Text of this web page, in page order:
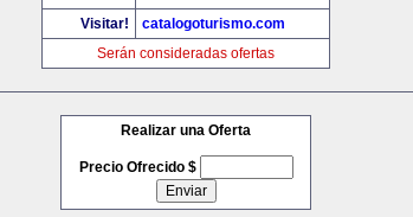
Visitar!
catalogoturismo.com
Serán consideradas ofertas
Realizar una Oferta
Precio Ofrecido $